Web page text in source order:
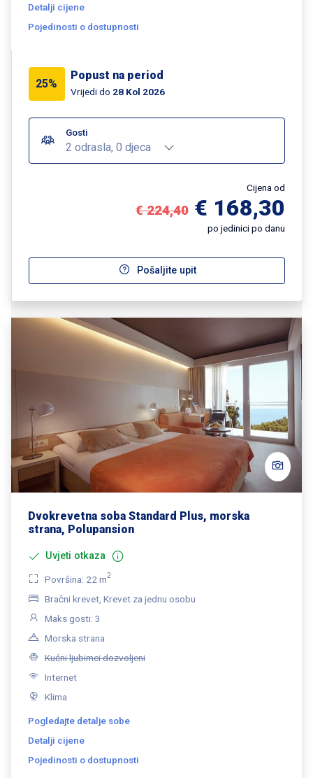
Detalji cijene
Pojedinosti o dostupnosti
25%
Popust na period
Vrijedi do 28 Kol 2026
Gosti
2 odrasla, 0 djeca
Cijena od
€ 224,40 € 168,30
po jedinici po danu
Pošaljite upit
Dvokrevetna soba Standard Plus, morska
strana, Polupansion
Uvjeti otkaza
Površina: 22 m2
Bračni krevet, Krevet za jednu osobu
Maks gosti: 3
Morska strana
Kućni ljubimci dozvoljeni
Internet
Klima
Pogledajte detalje sobe
Detalji cijene
Pojedinosti o dostupnosti